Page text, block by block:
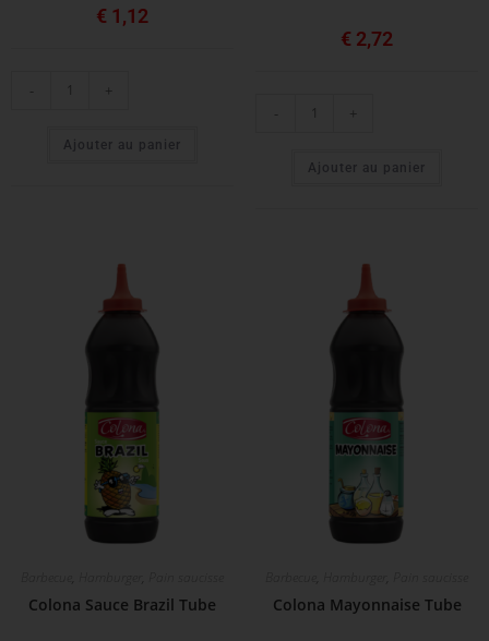
€ 1,12
- +
Ajouter au panier
€ 2,72
- +
Ajouter au panier
Colona Sauce Brazil Tube Colona Mayonnaise Tube